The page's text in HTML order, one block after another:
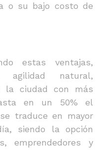
o su bajo costo de
estas ventajas,
agilidad natural,
la ciudad con más
en un 50% el
traduce en mayor
siendo la opción
emprendedores y